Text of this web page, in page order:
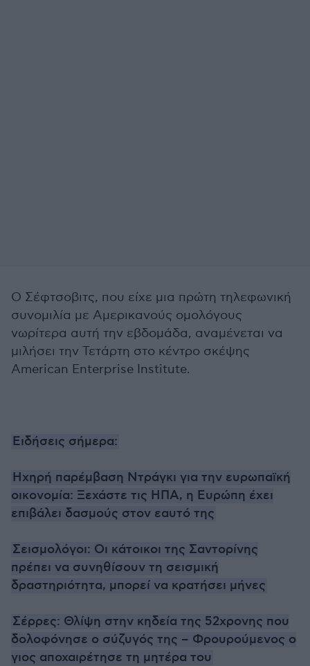
Ο Σέφτσοβιτς, που είχε μια πρώτη τηλεφωνική
συνομιλία με Αμερικανούς ομολόγους
νωρίτερα αυτή την εβδομάδα, αναμένεται να
μιλήσει την Τετάρτη στο κέντρο σκέψης
American Enterprise Institute.
Ειδήσεις σήμερα:
Ηχηρή παρέμβαση Ντράγκι για την ευρωπαϊκή
οικονομία: Ξεχάστε τις ΗΠΑ, η Ευρώπη έχει
επιβάλει δασμούς στον εαυτό της
Σεισμολόγοι: Οι κάτοικοι της Σαντορίνης
πρέπει να συνηθίσουν τη σεισμική
δραστηριότητα, μπορεί να κρατήσει μήνες
Σέρρες: Θλίψη στην κηδεία της 52χρονης που
δολοφόνησε ο σύζυγός της – Φρουρούμενος ο
γιος αποχαιρέτησε τη μητέρα του